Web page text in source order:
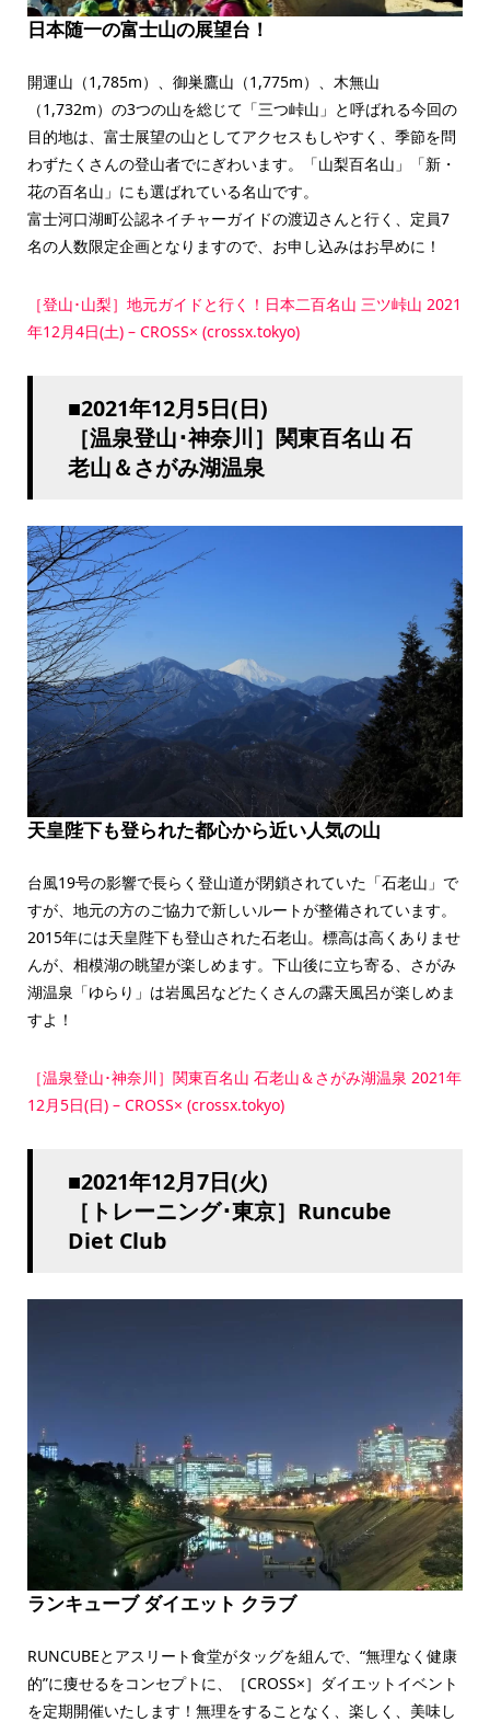
日本随一の富士山の展望台！
開運山（1,785m）、御巣鷹山（1,775m）、木無山
（1,732m）の3つの山を総じて「三つ峠山」と呼ばれる今回の
目的地は、富士展望の山としてアクセスもしやすく、季節を問
わずたくさんの登山者でにぎわいます。「山梨百名山」「新・
花の百名山」にも選ばれている名山です。
富士河口湖町公認ネイチャーガイドの渡辺さんと行く、定員7
名の人数限定企画となりますので、お申し込みはお早めに！
［登山･山梨］地元ガイドと行く！日本二百名山 三ツ峠山 2021
年12月4日(土) – CROSS× (crossx.tokyo)
■2021年12月5日(日)
［温泉登山･神奈川］関東百名山 石
老山＆さがみ湖温泉
天皇陛下も登られた都心から近い人気の山
台風19号の影響で長らく登山道が閉鎖されていた「石老山」で
すが、地元の方のご協力で新しいルートが整備されています。
2015年には天皇陛下も登山された石老山。標高は高くありませ
んが、相模湖の眺望が楽しめます。下山後に立ち寄る、さがみ
湖温泉「ゆらり」は岩風呂などたくさんの露天風呂が楽しめま
すよ！
［温泉登山･神奈川］関東百名山 石老山＆さがみ湖温泉 2021年
12月5日(日) – CROSS× (crossx.tokyo)
■2021年12月7日(火)
［トレーニング･東京］Runcube
Diet Club
ランキューブ ダイエット クラブ
RUNCUBEとアスリート食堂がタッグを組んで、“無理なく健康
的”に痩せるをコンセプトに、［CROSS×］ダイエットイベント
を定期開催いたします！無理をすることなく、楽しく、美味し